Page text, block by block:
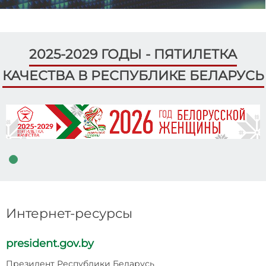
2025-2029 ГОДЫ - ПЯТИЛЕТКА
КАЧЕСТВА В РЕСПУБЛИКЕ БЕЛАРУСЬ
Интернет-ресурсы
president.gov.by
Президент Республики Беларусь